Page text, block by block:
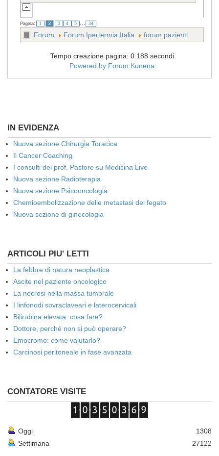
Pagina: 1 2 3 4 5 34
Forum Forum Ipertermia Italia forum pazienti
Tempo creazione pagina: 0.188 secondi
Powered by Forum Kunena
IN EVIDENZA
Nuova sezione Chirurgia Toracica
Il Cancer Coaching
I consulti del prof. Pastore su Medicina Live
Nuova sezione Radioterapia
Nuova sezione Psicooncologia
Chemioembolizzazione delle metastasi del fegato
Nuova sezione di ginecologia
ARTICOLI PIU' LETTI
La febbre di natura neoplastica
Ascite nel paziente oncologico
La necrosi nella massa tumorale
I linfonodi sovraclaveari e laterocervicali
Bilirubina elevata: cosa fare?
Dottore, perché non si può operare?
Emocromo: come valutarlo?
Carcinosi peritoneale in fase avanzata
CONTATORE VISITE
Oggi
1308
Settimana
27122